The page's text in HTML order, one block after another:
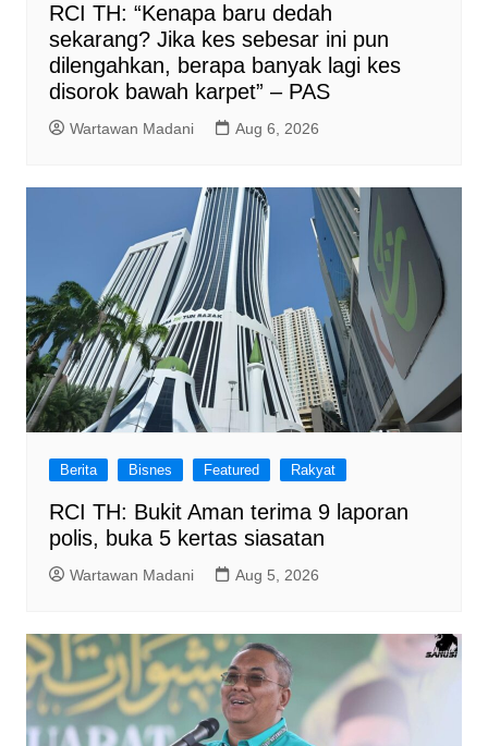
RCI TH: “Kenapa baru dedah
sekarang? Jika kes sebesar ini pun
dilengahkan, berapa banyak lagi kes
disorok bawah karpet” – PAS
Wartawan Madani Aug 6, 2026
Berita Bisnes Featured Rakyat
RCI TH: Bukit Aman terima 9 laporan
polis, buka 5 kertas siasatan
Wartawan Madani Aug 5, 2026